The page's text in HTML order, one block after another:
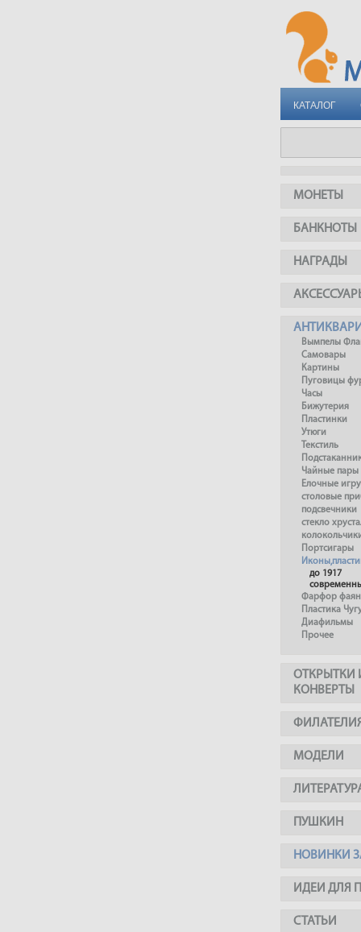
КАТАЛОГ
МОНЕТЫ
БАНКНОТЫ
НАГРАДЫ
Вымпелы
Самовары
Картины
Пуговицы
Часы
Бижутерия
Пластинки
Утюги
Текстиль
Чайные пары
Елочные
столовые
подсвечники
стекло
Портсигары
до 1917
Фарфор
Пластика
Диафильмы
Прочее
ОТКРЫТКИ
КОНВЕРТЫ
МОДЕЛИ
ПУШКИН
НОВИНКИ
ИДЕИ ДЛЯ
СТАТЬИ